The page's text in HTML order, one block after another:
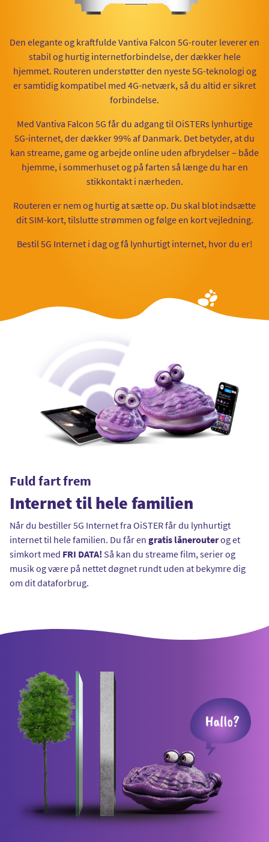
Den elegante og kraftfulde Vantiva Falcon 5G-router leverer en
stabil og hurtig internetforbindelse, der dækker hele
hjemmet. Routeren understøtter den nyeste 5G-teknologi og
er samtidig kompatibel med 4G-netværk, så du altid er sikret
forbindelse.
Med Vantiva Falcon 5G får du adgang til OiSTERs lynhurtige
5G-internet, der dækker 99% af Danmark. Det betyder, at du
kan streame, game og arbejde online uden afbrydelser – både
hjemme, i sommerhuset og på farten så længe du har en
stikkontakt i nærheden.
Routeren er nem og hurtig at sætte op. Du skal blot indsætte
dit SIM-kort, tilslutte strømmen og følge en kort vejledning.
Bestil 5G Internet i dag og få lynhurtigt internet, hvor du er!
Fuld fart frem
Internet til hele familien
Når du bestiller 5G Internet fra OiSTER får du lynhurtigt
internet til hele familien. Du får en gratis lånerouterog et
simkort med FRI DATA! Så kan du streame film, serier og
musik og være på nettet døgnet rundt uden at bekymre dig
om dit dataforbrug.